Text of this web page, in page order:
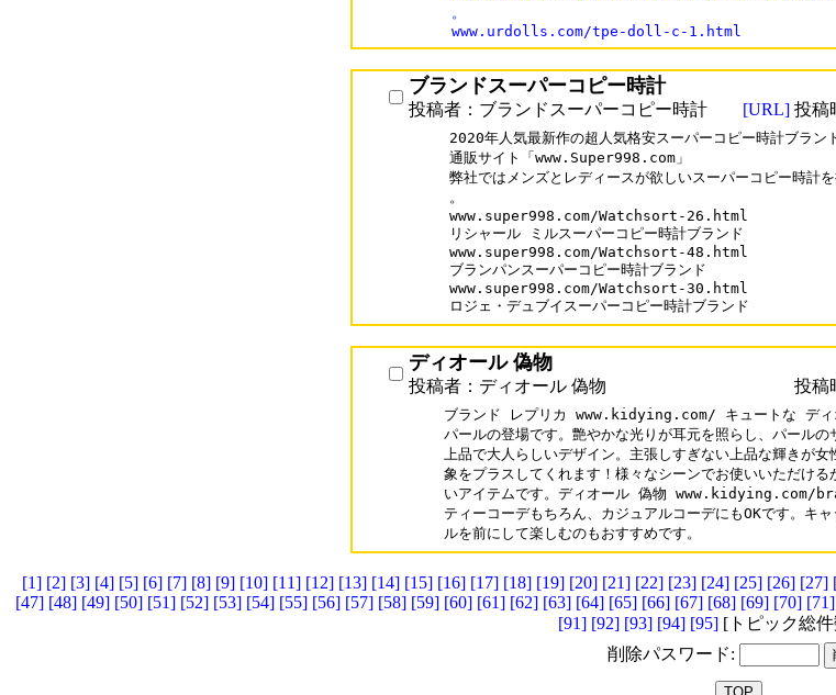
。
ブランドスーパーコピー時計
投稿者：ブランドスーパーコピー時計
[URL] 投稿
2020年人気最新作の超人気格安スーパーコピー時計ブラ
通販サイト「www.Super998.com」
弊社ではメンズとレディースが欲しいスーパーコピー時計
。
www.super998.com/Watchsort-26.html
リシャール ミルスーパーコピー時計ブランド
www.super998.com/Watchsort-48.html
ブランパンスーパーコピー時計ブランド
www.super998.com/Watchsort-30.html
ロジェ・デュブイスーパーコピー時計ブランド
ディオール 偽物
投稿者：ディオール 偽物
投稿
ブランド レプリカ www.kidying.com/ キュートな ディ
パールの登場です。艶やかな光りが耳元を照らし、パールの
上品で大人らしいデザイン。主張しすぎない上品な輝きが女
象をプラスしてくれます！様々なシーンでお使いいただける
いアイテムです。ディオール 偽物 www.kidying.com/
ティーコーデもちろん、カジュアルコーデにもOKです。キ
[1] [2] [3] [4] [5] [6] [7] [8] [9] [10] [11] [12] [13] [14] [15] [16] [17] [18] [19] [20] [21] [22] [23] [24] [25] [26] [27]
[47] [48] [49] [50] [51] [52] [53] [54] [55] [56] [57] [58] [59] [60] [61] [62] [63] [64] [65] [66] [67] [68] [69] [70] [71]
[91] [92] [93] [94] [95] [トピック総
削除パスワード: